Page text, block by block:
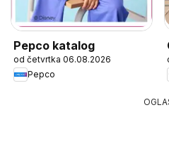
Pepco katalog
od četvrtka 06.08.2026
Pepco